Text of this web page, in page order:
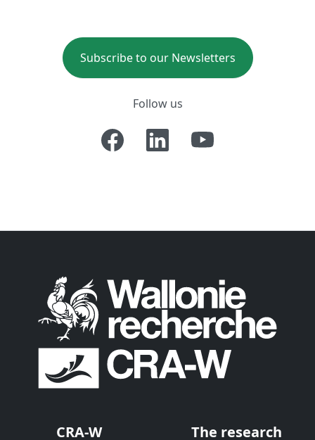
Subscribe to our Newsletters
Follow us
CRA-W The research